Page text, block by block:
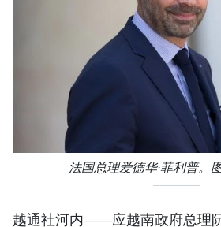
法国总理爱德华·菲利普。
越通社河内——应越南政府总理